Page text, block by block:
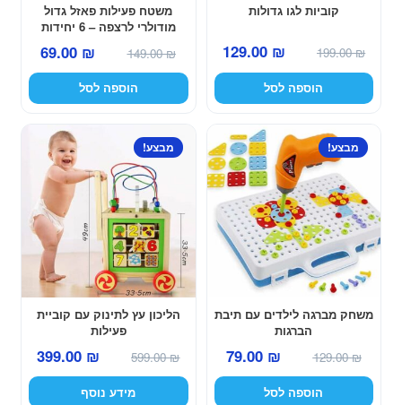
קוביות לגו גדולות
199.00₪
המחיר
המקורי
היה:
129.00 ₪
הנוכחי
הוא:
הוספה לסל
משטח פעילות פאזל גדול
מודולרי לרצפה – 6 יחידות
149.00₪
המחיר
המקורי
היה:
69.00 ₪
המחיר
הנוכחי
הוא:
הוספה לסל
משחק מברגה לילדים עם תיבת
הברגות
מבצע!
129.00₪
המחיר
המקורי
היה:
79.00 ₪
המחיר
הנוכחי
הוא:
הוספה לסל
הליכון עץ לתינוק עם קוביית
פעילות
מבצע!
599.00₪
המחיר
המקורי
היה:
399.00 ₪
הוא:
מידע נוסף